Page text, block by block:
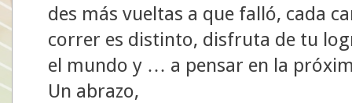
des más vueltas a que falló, cada
correr es distinto, disfruta de tu
el mundo y … a pensar en la
Un abrazo,